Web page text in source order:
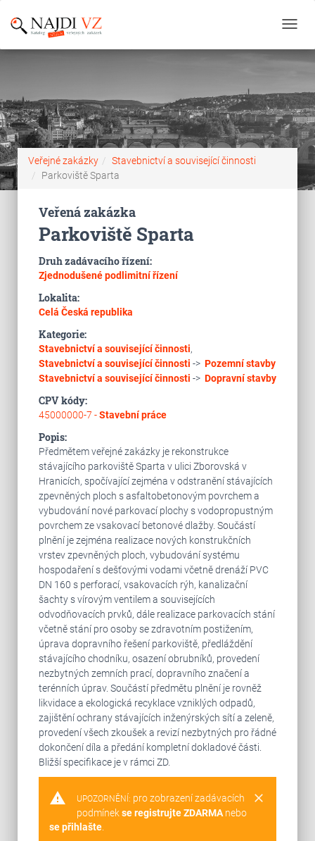
Veřejné zakázky
Stavebnictví a související činnosti
Parkoviště Sparta
Veřená zakázka
Parkoviště Sparta
Druh zadávacího řízení:
Zjednodušené podlimitní řízení
Lokalita:
Celá Česká republika
Kategorie:
Stavebnictví a související činnosti,
Stavebnictví a související činnosti -> Pozemní stavby
Stavebnictví a související činnosti -> Dopravní stavby
CPV kódy:
45000000-7 -Stavební práce
Popis:
Předmětem veřejné zakázky je rekonstrukce
stávajícího parkoviště Sparta v ulici Zborovská v
Hranicích, spočívající zejména v odstranění stávajících
zpevněných ploch s asfaltobetonovým povrchem a
vybudování nové parkovací plochy s vodopropustným
povrchem ze vsakovací betonové dlažby. Součástí
plnění je zejména realizace nových konstrukčních
vrstev zpevněných ploch, vybudování systému
hospodaření s dešťovými vodami včetně drenáží PVC
DN 160 s perforací, vsakovacích rýh, kanalizační
šachty s vírovým ventilem a souvisejících
odvodňovacích prvků, dále realizace parkovacích stání
včetně stání pro osoby se zdravotním postižením,
úprava dopravního řešení parkoviště, předláždění
stávajícího chodníku, osazení obrubníků, provedení
nezbytných zemních prací, dopravního značení a
terénních úprav. Součástí předmětu plnění je rovněž
likvidace a ekologická recyklace vzniklých odpadů,
zajištění ochrany stávajících inženýrských sítí a zeleně,
provedení všech zkoušek a revizí nezbytných pro řádné
dokončení díla a předání kompletní dokladové části.
Bližší specifikace je v rámci ZD.
warning clear
UPOZORNĚNÍ: pro zobrazení zadávacích
podmínekse registrujte ZDARMAnebo
se přihlašte.